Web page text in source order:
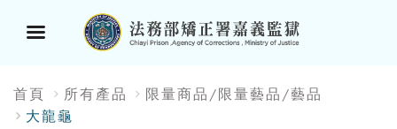
單
首頁 所有產品
限量商品/限量藝品/藝品
大龍龜